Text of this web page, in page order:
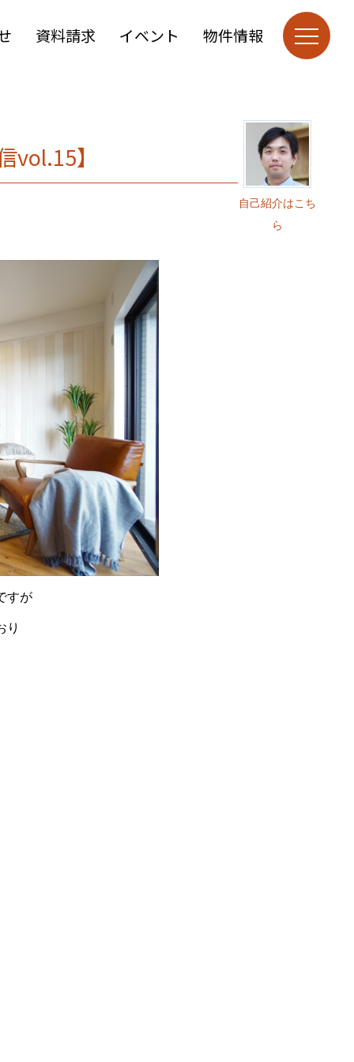
資料請求 イベント 物件情報
自己紹介はこち
ら
vol.15】
すが
り